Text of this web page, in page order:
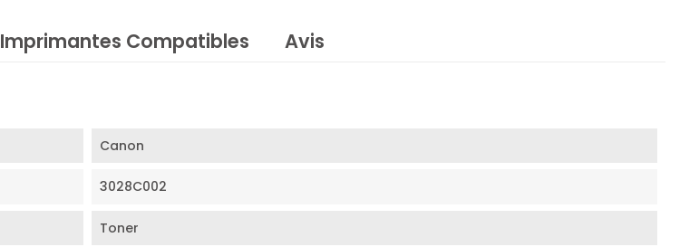
Imprimantes Compatibles Avis
Canon
3028C002
Toner